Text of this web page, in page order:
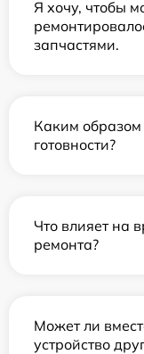
Я хочу, чтобы
запчастями.
Каким
готовности?
Что влияет на
ремонта?
Может ли
устройство